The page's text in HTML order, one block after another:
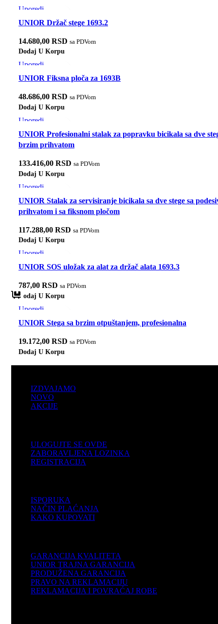
Uporedi
Brzi pregled
UNIOR Držač stege 1693.2
14.680,00 RSD sa PDVom
Dodaj U Korpu
Uporedi
Brzi pregled
UNIOR Fiksna ploča za 1693B
48.686,00 RSD sa PDVom
Dodaj U Korpu
Uporedi
Brzi pregled
Dodaj u listu želja
UNIOR Profesionalni stalak za popravku bicikala sa dve
brzim prihvatom
133.416,00 RSD sa PDVom
Dodaj U Korpu
Uporedi
Brzi pregled
Dodaj u listu želja
UNIOR Stalak za servisiranje bicikala sa dve stege sa
prihvatom i sa fiksnom pločom
117.288,00 RSD sa PDVom
Dodaj U Korpu
Uporedi
Brzi pregled
UNIOR SOS uložak za alat za držač alata 1693.3
787,00 RSD sa PDVom
Dodaj U Korpu
Uporedi
Brzi pregled
UNIOR Stega sa brzim otpuštanjem, profesionalna
19.172,00 RSD sa PDVom
Dodaj U Korpu
IZDVAJAMO
NOVO
AKCIJE
ULOGUJTE SE OVDE
ZABORAVLJENA LOZINKA
REGISTRACIJA
ISPORUKA
NAČIN PLAĆANJA
KAKO KUPOVATI
GARANCIJA KVALITETA
UNIOR TRAJNA GARANCIJA
PRODUŽENA GARANCIJA
PRAVO NA REKLAMACIJU
REKLAMACIJA I POVRAĆAJ ROBE